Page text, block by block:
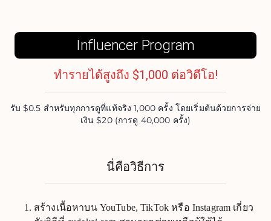
Influencer Program
ทำรายได้สูงถึง $1,000 ต่อวิดีโอ!
รับ $0.5 สำหรับทุกการดูที่แท้จริง 1,000 ครั้ง โดยเริ่มต้นด้วยการจ่าย
เงิน $20 (การดู 40,000 ครั้ง)
นี่คือวิธีการ
สร้างเนื้อหาบน YouTube, TikTok หรือ Instagram เกี่ยว